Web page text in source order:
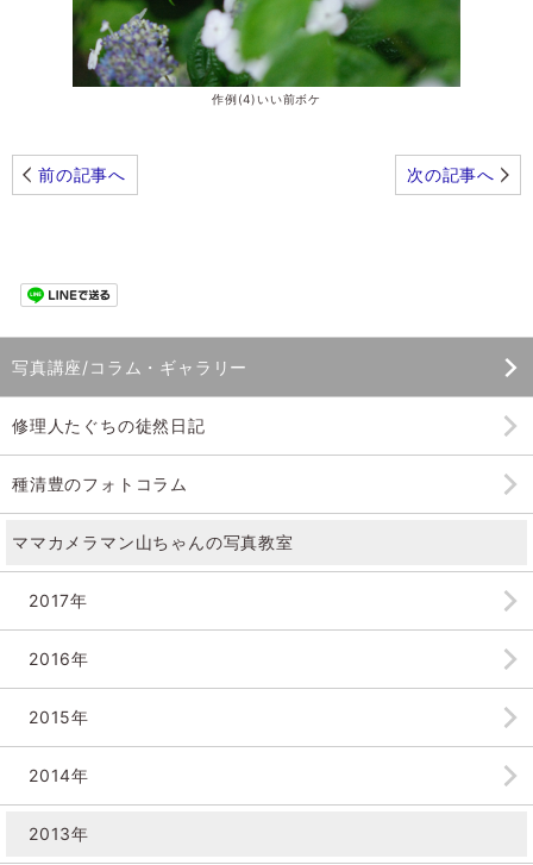
作例(4)いい前ボケ
前の記事へ 次の記事へ
写真講座/コラム・ギャラリー
修理人たぐちの徒然日記
種清豊のフォトコラム
ママカメラマン山ちゃんの写真教室
2017年
2016年
2015年
2014年
2013年